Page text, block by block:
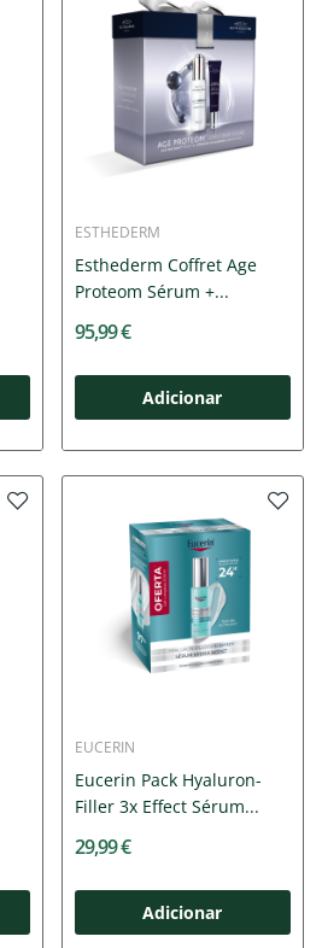
ESTHEDERM
Esthederm Coffret Age
Proteom Sérum +...
95,99 €
Adicionar
EUCERIN
Eucerin Pack Hyaluron-
Filler 3x Effect Sérum...
29,99 €
Adicionar